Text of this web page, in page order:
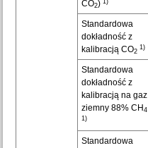
CO2)
Standardowa
dokładność z
kalibracją CO2
1)
Standardowa
dokładność z
kalibracją na gaz
ziemny 88% CH 4
1)
Standardowa